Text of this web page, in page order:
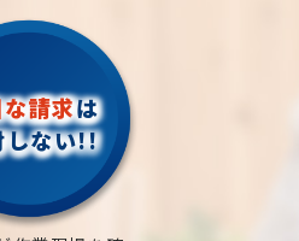
請求は
しない!!